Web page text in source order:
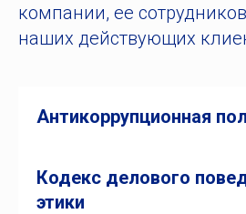
компании, ее
наших действующих
Антикоррупционная
Кодекс делового
этики